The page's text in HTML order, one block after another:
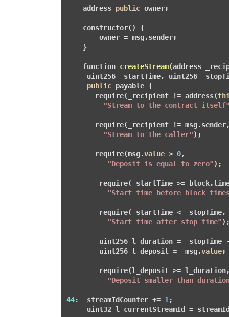
    address
public owner;
    constructor() {
        owner = msg.sender;
    }
function createStream(address
uint256 _startTime, uint256
public payable {
       require(_recipient != address(
"Stream to the contract
require(_recipient !=
"Stream to the caller");
       require(msg.
value > 0,
"Deposit is equal to zero");
require(_startTime >=
"Start time before block
require(_startTime <
"Start time after stop time"
uint256 l_duration = _stopTime
        uint256 l_deposit =  msg.
value;
require(l_deposit >=
"Deposit smaller than
44:  streamIdCounter += 1 ;
uint32 l_currentStreamId =